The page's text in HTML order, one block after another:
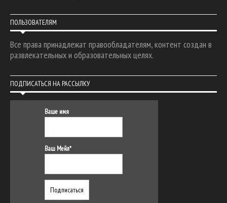
ПОЛЬЗОВАТЕЛЯМ
Все права принадлежат правообладателям, контент создан в
развлекательных и образовательных целях.
ПОДПИСАТЬСЯ НА РАССЫЛКУ
Ваше имя
Ваш Мейл*